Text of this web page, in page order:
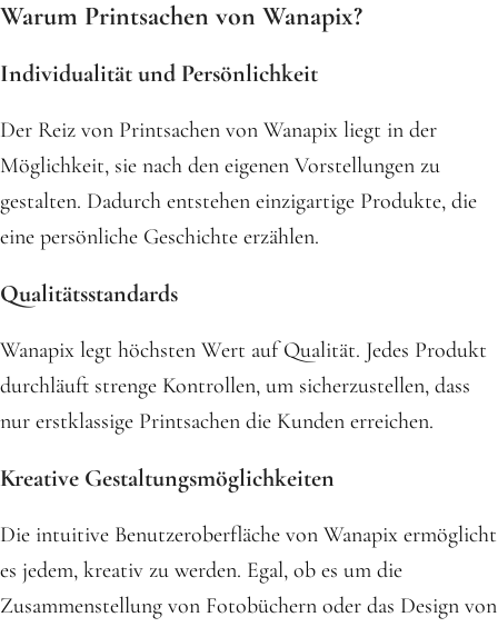
Warum Printsachen von Wanapix?
Individualität und Persönlichkeit
Der Reiz von Printsachen von Wanapix liegt in der
Möglichkeit, sie nach den eigenen Vorstellungen zu
gestalten. Dadurch entstehen einzigartige Produkte, die
eine persönliche Geschichte erzählen.
Qualitätsstandards
Wanapix legt höchsten Wert auf Qualität. Jedes Produkt
durchläuft strenge Kontrollen, um sicherzustellen, dass
nur erstklassige Printsachen die Kunden erreichen.
Kreative Gestaltungsmöglichkeiten
Die intuitive Benutzeroberfläche von Wanapix ermöglicht
es jedem, kreativ zu werden. Egal, ob es um die
Zusammenstellung von Fotobüchern oder das Design von